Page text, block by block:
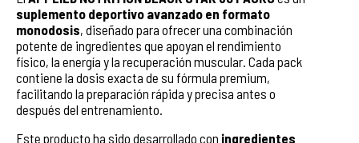
suplemento deportivo avanzado en formato
monodosis, diseñado para ofrecer una combinación
potente de ingredientes que apoyan el rendimiento
físico, la energía y la recuperación muscular. Cada pack
contiene la dosis exacta de su fórmula premium,
facilitando la preparación rápida y precisa antes o
después del entrenamiento.
Este producto ha sido desarrollado con ingredientes